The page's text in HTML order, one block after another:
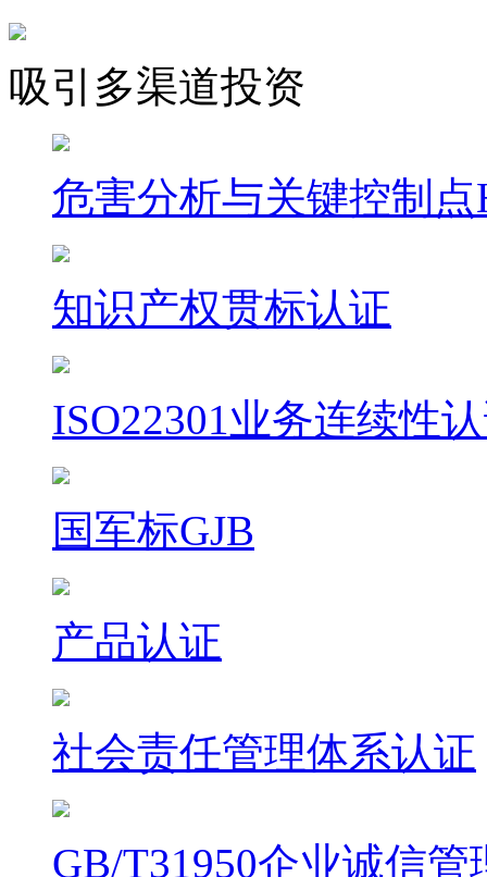
吸引多渠道投资
危害分析与关键控制点
知识产权贯标认证
ISO22301业务连续性
国军标GJB
产品认证
社会责任管理体系认证
GB/T31950企业诚信